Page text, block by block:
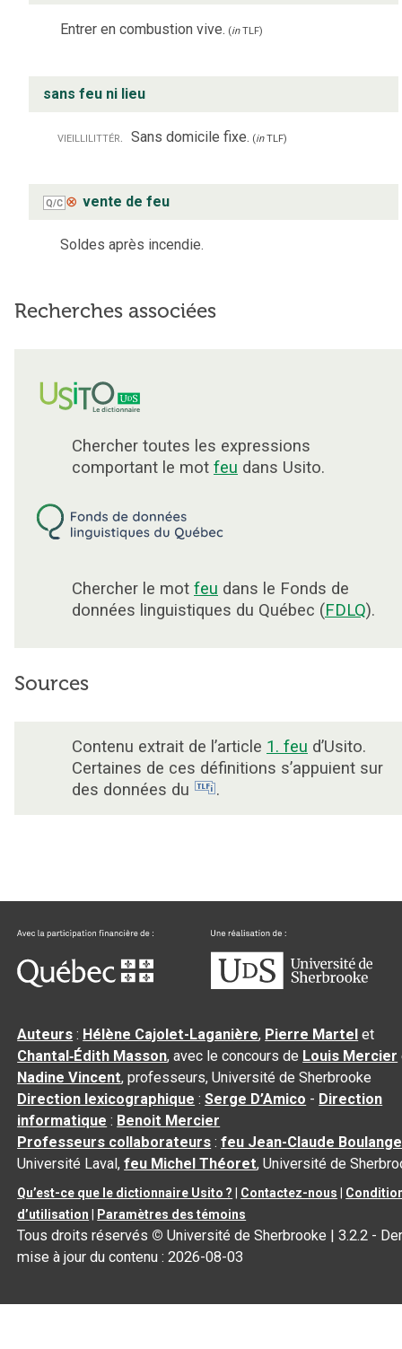
Entrer en combustion vive. (inTLF)
sans feu ni lieu
vieillilittér. Sans domicile fixe. (inTLF)
Q/C ⊗ vente de feu
Soldes après incendie.
Recherches associées
Chercher toutes les expressions
comportant le mot feu dans Usito.
Chercher le mot feu dans le Fonds de
données linguistiques du Québec (FDLQ).
Sources
Contenu extrait de l’article 1. feu d’Usito.
Certaines de ces définitions s’appuient sur
des données du
.
Auteurs : Hélène Cajolet-Laganière, Pierre Martel et
Chantal‑Édith Masson, avec le concours de Louis Mercier
Nadine Vincent, professeurs, Université de Sherbrooke
Direction lexicographique :Serge D’Amico - Direction
informatique : Benoit Mercier
Professeurs collaborateurs :feu Jean-Claude
Université Laval,feu Michel Théoret, Université de
Qu’est-ce que le dictionnaire Usito ? Contactez-nous
d’utilisation
Paramètres des témoins
Tous droits réservés © Université de Sherbrooke |3.2.2 -
mise à jour du contenu :2026-08-03